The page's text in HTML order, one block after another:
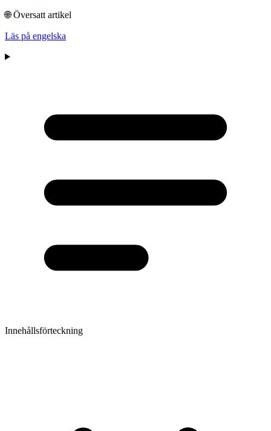
🌐 Översatt artikel
Läs på engelska
Innehållsförteckning